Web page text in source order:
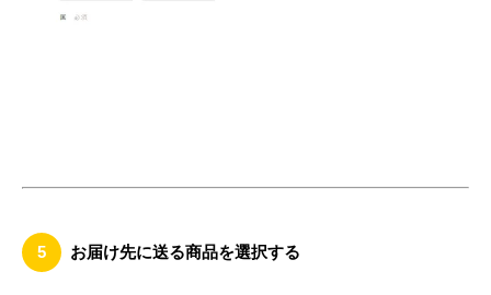
5 お届け先に送る商品を選択する